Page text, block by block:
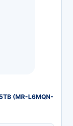
(MR-L6MQN-